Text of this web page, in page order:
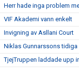
Herr hade inga problem
VIF Akademi vann enkelt
Invigning av Asllani Court
Niklas Gunnarssons
TjejTruppen laddade upp